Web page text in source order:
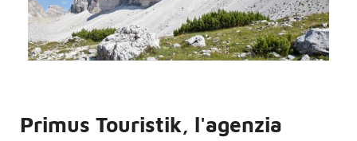
Primus Touristik, l'agenzia